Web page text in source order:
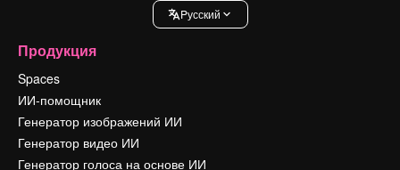
Pусский
Продукция
Spaces
ИИ-помощник
Генератор изображений ИИ
Генератор видео ИИ
Генератор голоса на основе ИИ